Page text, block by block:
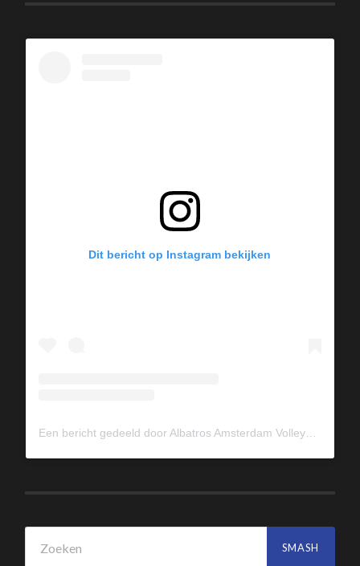
Dit bericht op Instagram bekijken
Een bericht gedeeld door Albatros Amsterdam Volleybal (@albavolley)